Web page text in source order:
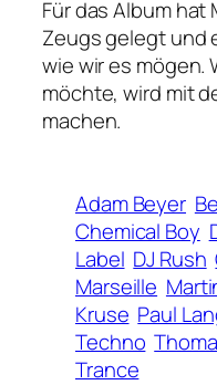
Für das Album
Zeugs gelegt und
wie wir es mögen.
möchte, wird mit
machen.
Adam Beyer
Chemical Boy
Label DJ Rush
Marseille
Kruse Paul
Techno
Trance